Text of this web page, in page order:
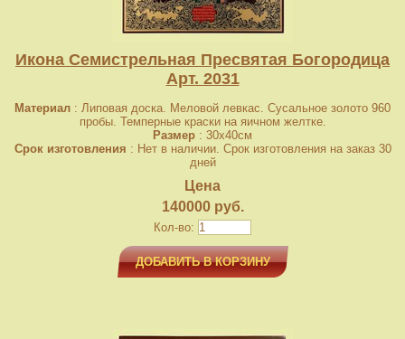
Икона Семистрельная Пресвятая Богородица
Арт. 2031
Материал : Липовая доска. Меловой левкас. Сусальное золото 960
пробы. Темперные краски на яичном желтке.
Размер : 30x40см
Срок изготовления : Нет в наличии. Срок изготовления на заказ 30
дней
Цена
140000 руб.
Кол-во:
ДОБАВИТЬ В КОРЗИНУ